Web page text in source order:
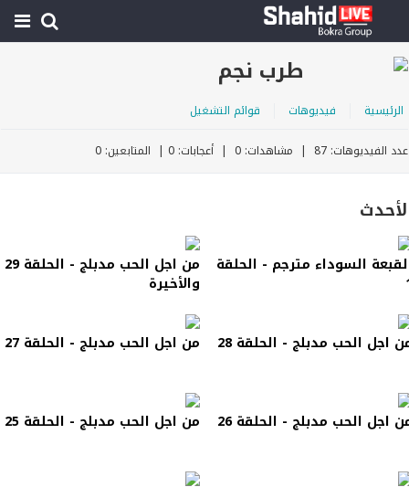
طرب نجم
الرئيسية فيديوهات
قوائم التشغيل
عدد الفيديوهات: 87 | مشاهدات: 0 | أعجابات: 0 | المتابعين: 0
السوداء مترجم - الحلقة من اجل الحب مدبلج - الحلقة 29
والأخيرة
اجل الحب مدبلج - الحلقة 28 من اجل الحب مدبلج - الحلقة 27
اجل الحب مدبلج - الحلقة 26 من اجل الحب مدبلج - الحلقة 25